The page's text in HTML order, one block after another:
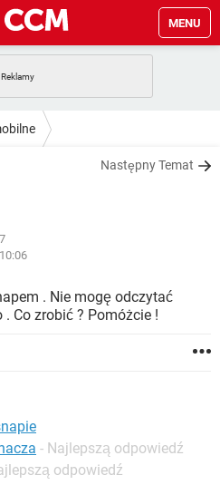
MENU
WHATSAPP
TIKTOK
FACEBOOK
NETFLIX
TIKTOK
WHATSAPP
Następny Temat
. Nie mogę odczytać
Co zrobić ? Pomóżcie !
- Najlepszą odpowiedź
odpowiedź